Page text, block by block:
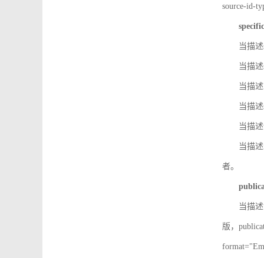
source-id-
当描
当描
当描
当描
当描
当描
者。
当描
版，